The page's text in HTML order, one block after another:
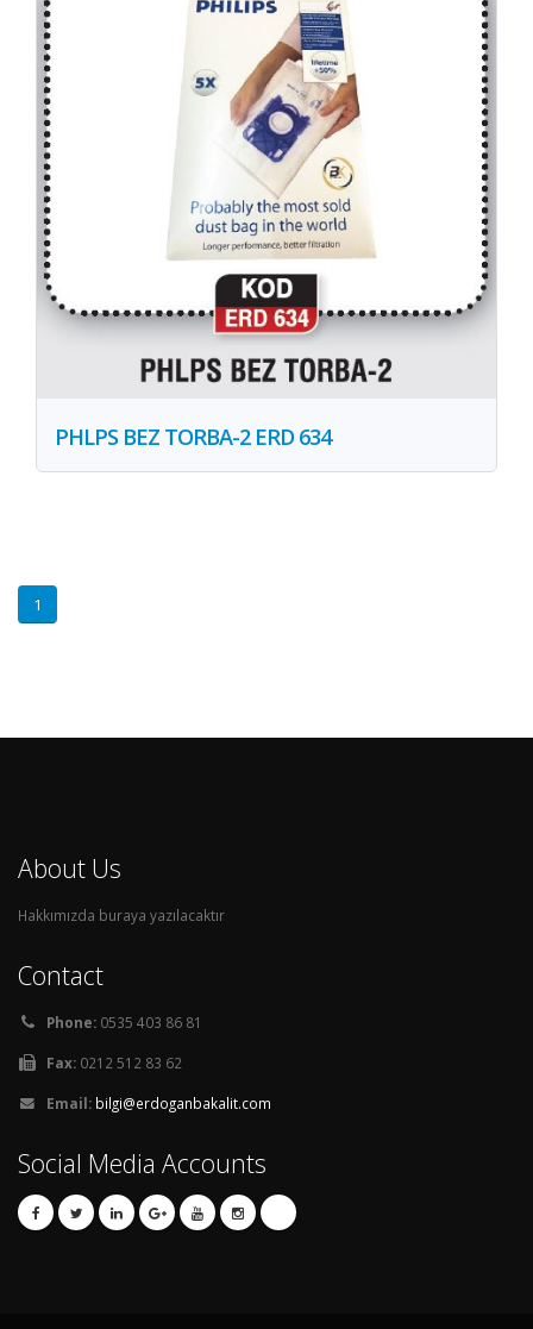
PHLPS BEZ TORBA-2 ERD 634
1
About Us
Hakkımızda buraya yazılacaktır
Contact
Phone: 0535 403 86 81
Fax: 0212 512 83 62
Email: bilgi@erdoganbakalit.com
Social Media Accounts